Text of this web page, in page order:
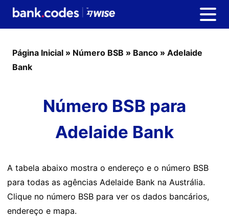
Página Inicial » Número BSB » Banco » Adelaide
Bank
Número BSB para
Adelaide Bank
A tabela abaixo mostra o endereço e o número BSB
para todas as agências Adelaide Bank na Austrália.
Clique no número BSB para ver os dados bancários,
endereço e mapa.